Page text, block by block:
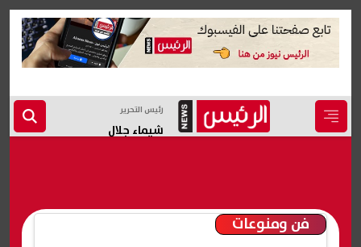
رئيس التحرير
شيماء جلال
فن ومنوعات